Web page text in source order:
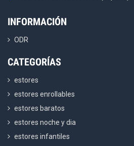
INFORMACIÓN
ODR
CATEGORÍAS
estores
estores enrollables
estores baratos
estores noche y dia
estores infantiles